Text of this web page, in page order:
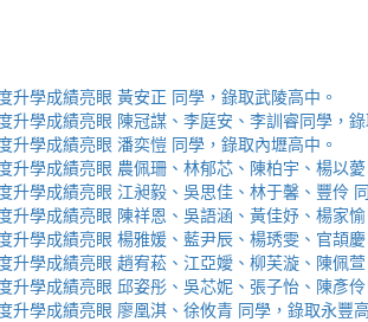
升學成績亮眼 黃安正 同學，錄取武陵高中。
升學成績亮眼 陳冠謀、李庭安、李訓睿同學，
升學成績亮眼 潘奕愷 同學，錄取內壢高中。
升學成績亮眼 農佩珊、林郁芯、陳柏宇、楊以
升學成績亮眼 江昶毅、吳思佳、林于馨、豐伶
升學成績亮眼 陳祥恩、吳語涵、黃佳妤、楊家
升學成績亮眼 楊雅媛、藍尹辰、楊琇雯、官頡
升學成績亮眼 趙宥菘、江亞嬡、柳芙漩、陳佩
升學成績亮眼 邱姿彤、吳芯妮、張子怡、陳彥
升學成績亮眼 廖凰淇、徐攸青 同學，錄取永豐